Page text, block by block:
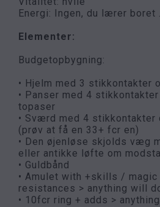
Energi: Ingen, du lærer boret
Elementer:
Budgetopbygning:
• Hjelm med 3 stikkontakter
• Panser med 4
topaser
• Sværd med 4 stikkontakter
(prøv at få en 33+ fcr en)
• Den øjenløse skjolds væg
eller antikke løfte om
• Guldbånd
• Amulet with +skills /
resistances > anything will
• 10fcr ring + adds >